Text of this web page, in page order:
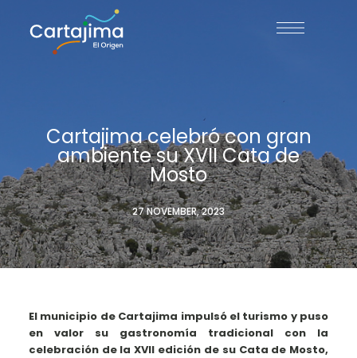
Cartajima celebró con gran
ambiente su XVII Cata de
Mosto
27 NOVEMBER, 2023
El municipio de Cartajima impulsó el turismo y puso
en valor su gastronomía tradicional con la
celebración de la XVII edición de su Cata de Mosto,